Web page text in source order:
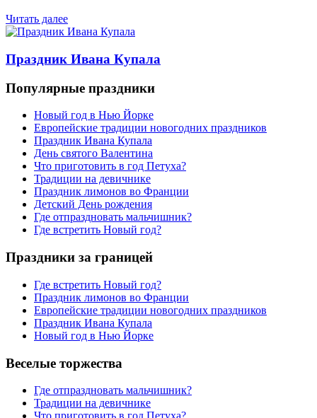
Читать далее
Праздник Ивана Купала
Популярные праздники
Новый год в Нью Йорке
Европейские традиции новогодних праздников
Праздник Ивана Купала
День святого Валентина
Что приготовить в год Петуха?
Традиции на девичнике
Праздник лимонов во Франции
Детский День рождения
Где отпраздновать мальчишник?
Где встретить Новый год?
Праздники за границей
Где встретить Новый год?
Праздник лимонов во Франции
Европейские традиции новогодних праздников
Праздник Ивана Купала
Новый год в Нью Йорке
Веселые торжества
Где отпраздновать мальчишник?
Традиции на девичнике